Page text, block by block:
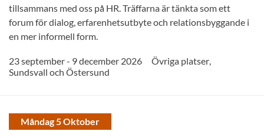
tillsammans med oss på HR. Träffarna är tänkta som ett
forum för dialog, erfarenhetsutbyte och relationsbyggande i
en mer informell form.
23 september - 9 december 2026 Övriga platser,
Sundsvall och Östersund
Måndag 5 Oktober